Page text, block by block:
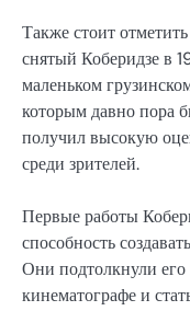
Также стоит
снятый Коберидзе в
маленьком
которым давно пора
получил высокую
среди зрителей.
Первые работы
способность
Они подтолкнули его
кинематографе и